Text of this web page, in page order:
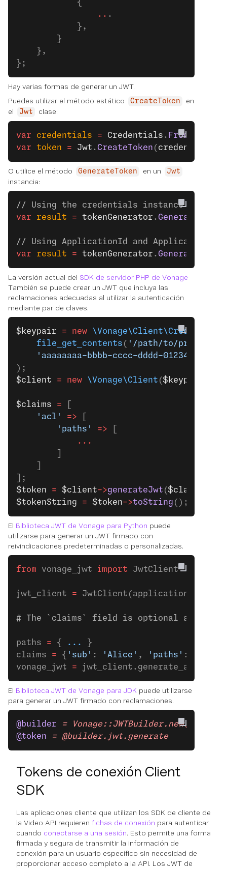
            {
                ..
.
            },
        }
    },
};
Hay varias formas de generar un JWT.
Puedes utilizar el método estático
CreateToken
en
el
Jwt clase:
var credentials = Credentials .
var token = Jwt .CreateToken ( credentials
O utilice el método GenerateToken en un Jwt
instancia:
// Using the credentials instance
var result = tokenGenerator .GenerateToken
// Using ApplicationId and ApplicationKey
var result = tokenGenerator .GenerateToken
La versión actual del SDK de servidor PHP de Vonage
También se puede crear un JWT que incluya las
reclamaciones adecuadas al utilizar la autenticación
mediante par de claves.
$keypair = new
    file_get_contents
( '/path/to/
'aaaaaaaa-bbbb-cccc-dddd-
);
$client = new \Vonage\Client ($keypair
$claims =
    'acl'
=>
        'paths'
=>
            ...
];
$token = $client->generateJwt ($claims
$tokenString = $token->toString ();
El Biblioteca JWT de Vonage para Python puede
utilizarse para generar un JWT firmado con
reivindicaciones predeterminadas o personalizadas.
from vonage_jwt import JwtClient
jwt_client = JwtClient(application_id,
# The `claims` field is optional and can
paths = { ...
}
claims = { 'sub' : 'Alice' , 'paths' : paths}
vonage_jwt =
El Biblioteca JWT de Vonage para JDK puede utilizarse
para generar un JWT firmado con reclamaciones.
@builder =
@token = @builder.jwt.generate
Tokens de conexión Client
SDK
Las aplicaciones cliente que utilizan los SDK de cliente de
la Video API requieren fichas de conexión para autenticar
cuando conectarse a una sesión. Esto permite una forma
firmada y segura de transmitir la información de
conexión para un usuario específico sin necesidad de
proporcionar acceso completo a la API. Los JWT de